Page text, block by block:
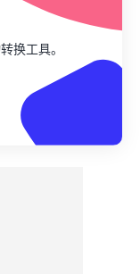
换工具。